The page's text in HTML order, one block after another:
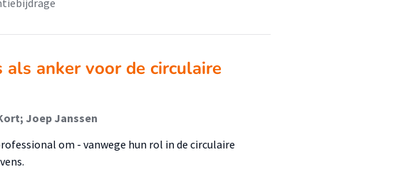
als anker voor de circulaire
Joep Janssen
om - vanwege hun rol in de circulaire